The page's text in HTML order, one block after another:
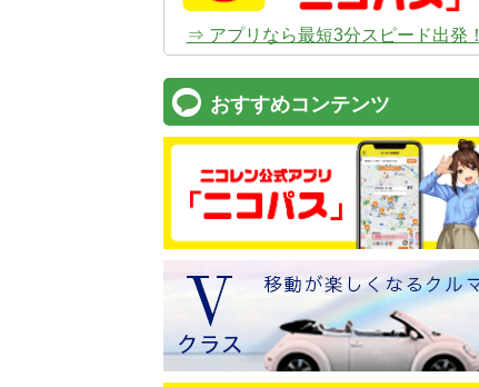
⇒ アプリなら最短3分スピード出発！
おすすめコンテンツ